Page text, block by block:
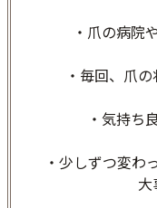
・爪の病院
・毎回、爪
・気持ち
・少しずつ変わ
大